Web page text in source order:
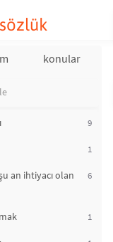
konular
9
1
an ihtiyacı olan
6
1